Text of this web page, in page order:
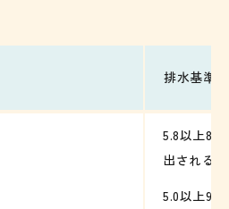
排水基準値
5.8以上8.6
出される
5.0以上9.0